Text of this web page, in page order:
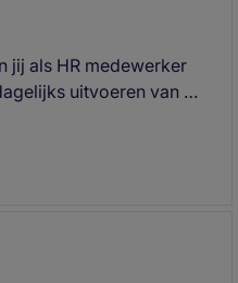
jij als HR medewerker
uitvoeren van HR
leidinggevende en zorg
HR-processen.